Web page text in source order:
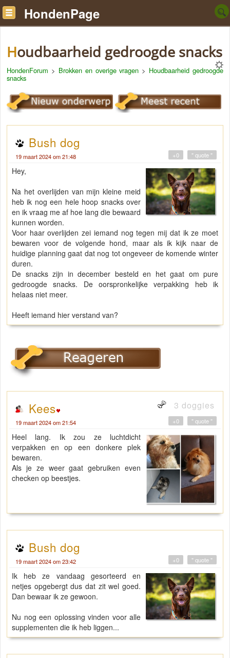
HondenPage
Houdbaarheid gedroogde snacks
HondenForum > Brokken en overige vragen > Houdbaarheid gedroogde
snacks
Bush dog
19 maart 2024 om 21:48 " quote "
+0
Hey,
Na het overlijden van mijn kleine meid
heb ik nog een hele hoop snacks over
en ik vraag me af hoe lang die bewaard
kunnen worden.
Voor haar overlijden zei iemand nog tegen mij dat ik ze moet
bewaren voor de volgende hond, maar als ik kijk naar de
huidige planning gaat dat nog tot ongeveer de komende winter
duren.
De snacks zijn in december besteld en het gaat om pure
gedroogde snacks. De oorspronkelijke verpakking heb ik
helaas niet meer.
Heeft iemand hier verstand van?
Kees 3 doggies
19 maart 2024 om 21:54 " quote "
+0
Heel lang. Ik zou ze luchtdicht
verpakken en op een donkere plek
bewaren.
Als je ze weer gaat gebruiken even
checken op beestjes.
Bush dog
19 maart 2024 om 23:42 " quote "
+0
Ik heb ze vandaag gesorteerd en
netjes opgebergt dus dat zit wel goed.
Dan bewaar ik ze gewoon.
Nu nog een oplossing vinden voor alle
supplementen die ik heb liggen...